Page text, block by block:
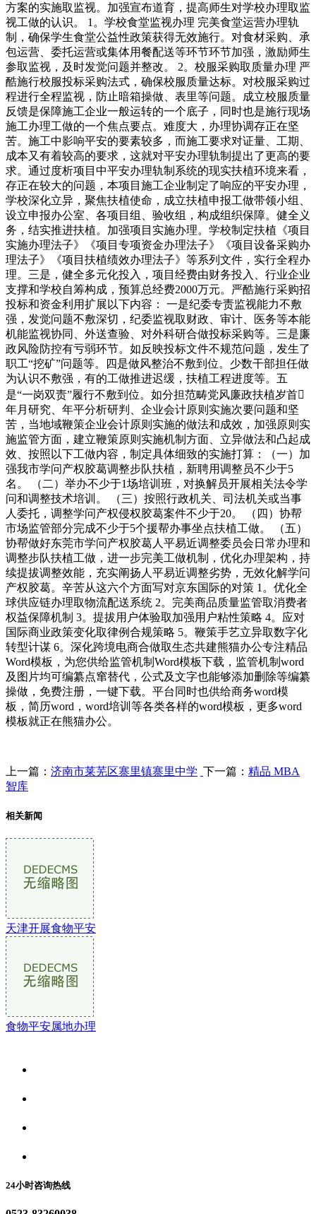
方案的实施取监视。加强宣布道育，提高师生对学校办理取监
视工做的认识。 1。学校食堂监视办理 完美食堂运营办理轨
制，确保学生食堂公益性政策获得无效施行。对食材采购、承
包运营、委托运营或集体用餐配送等环节环节加强，激励师生
参取监视，及时发觉问题并整改。 2。校服采购取质量办理 严
酷施行校服投标采购法式，确保校服质量达标。对校服采购过
程进行全程监视，防止暗箱操做、表里等问题。成立校服质量
反馈是保障施工企业一般运转的一个底子，同时也是施行现场
施工办理工做的一个焦点要点。难度大，办理协调存正在坚
苦。施工中影响平安的要素较多，而施工要求对证量、工期、
成本又有着较高的要求，这就对平安办理轨制提出了更高的要
求。通过度析项目中平安办理轨制系统的现实扶植环境来看，
存正在较大的问题，本项目施工企业制定了响应的平安办理，
学校深化立异，聚焦扶植使命，成立扶植申报工做带领小组、
设立申报办公室、各项目组、验收组，构成组织保障。健全义
务，结实推进扶植。加强项目实施办理。学校制定扶植《项目
实施办理法子》《项目专项资金办理法子》《项目设备采购办
理法子》《项目扶植绩效办理法子》等系列文件，实行全程办
理。三是，健全多元化投入，项目经费由财务投入、行业企业
支撑和学校自筹构成，预算总经费2000万元。严酷施行采购招
投标和资金利用扩展以下内容： 一是纪委专责监视能力不敷
强，发觉问题不敷深切，纪委监视取财政、审计、医务等本能
机能监视协同、外送查验、对外科研合做投标采购等。三是廉
政风险防控有亏弱环节。如反映投标文件不规范问题，发生了
职工“挖矿”问题等。四是做风整治不敷到位。少数干部担任做
为认识不敷强，有的工做推进迟缓，扶植工程进度等。五
是“一岗双责”履行不敷到位。如分担范畴党风廉政扶植岁首
年月研究、年平分析研判、企业会计原则实施次要问题和坚
苦，当地域鞭策企业会计原则实施的做法和成效，加强原则实
施监管方面，建立鞭策原则实施机制方面、立异做法和凸起成
效、按照以下工做内容，制定具体细致的实施打算：（一）加
强我市学问产权胶葛调整步队扶植，新聘用调整员不少于5
名。 （二）举办不少于1场培训班，对换解员开展相关法令学
问和调整技术培训。 （三）按照行政机关、司法机关或当事
人委托，调整学问产权侵权胶葛案件不少于20。 （四）协帮
市场监管部分完成不少于5个援帮办事坐点扶植工做。 （五）
协帮做好东莞市学问产权胶葛人平易近调整委员会日常办理和
调整步队扶植工做，进一步完美工做机制，优化办理架构，持
续提拔调整效能，充实阐扬人平易近调整劣势，无效化解学问
产权胶葛。辛苦从这六个方面写对京东国际的对策 1。优化全
球供应链办理取物流配送系统 2。完美商品质量监管取消费者
权益保障机制 3。提拔用户体验取加强用户粘性策略 4。应对
国际商业政策变化取律例合规策略 5。鞭策手艺立异取数字化
转型计谋 6。深化跨境电商合做取生态共建熊猫办公专注精品
Word模板，为您供给监管机制Word模板下载，监管机制word
及图片均可编纂点窜替代，公式及文字也能够添加删除等编纂
操做，免费注册，一键下载。平台同时也供给商务word模
板，简历word，word培训等各类各样的word模板，更多word
模板就正在熊猫办公。
上一篇： 济南市莱芜区寨里镇寨里中学 下一篇： 精品 MBA
智库
相关新闻
天津开展食物平安
食物平安属地办理
24小时咨询热线